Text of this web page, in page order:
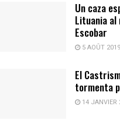
Un caza
Lituania al
Escobar
5 AOÛT 2019
El
tormenta
14 JANVIER